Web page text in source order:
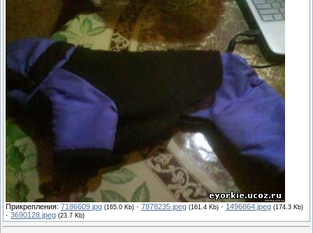
Прикрепления: 7186609.jpg (165.0 Kb) · 7878235.jpeg (161.4 Kb) · 1496864.jpeg (174.3 Kb)
· 3690128.jpeg (23.7 Kb)